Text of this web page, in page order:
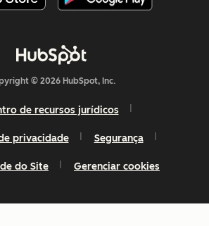
© 2026 HubSpot, Inc.
de recursos jurídicos
privacidade Segurança
do Site Gerenciar cookies